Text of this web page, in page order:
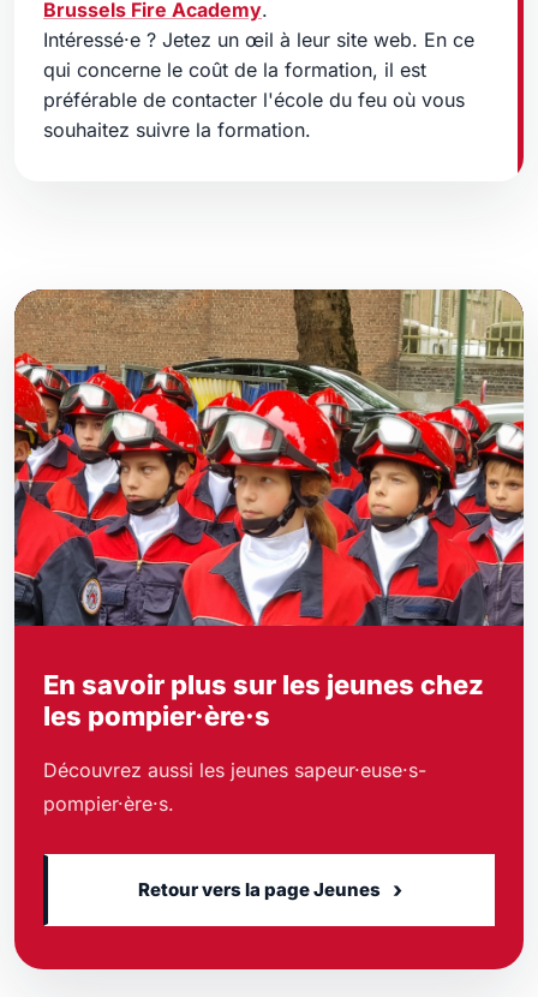
Brussels Fire Academy.
Intéressé·e ? Jetez un œil à leur site web. En ce
qui concerne le coût de la formation, il est
préférable de contacter l'école du feu où vous
souhaitez suivre la formation.
En savoir plus sur les jeunes chez
les pompier·ère·s
Découvrez aussi les jeunes sapeur·euse·s-
pompier·ère·s.
Retour vers la page Jeunes ›